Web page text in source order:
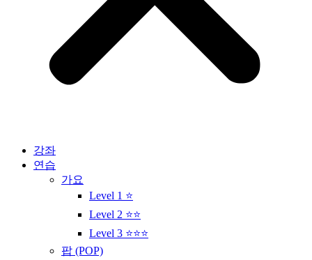
강좌
연습
가요
Level 1 ⭐
Level 2 ⭐⭐
Level 3 ⭐⭐⭐
팝 (POP)